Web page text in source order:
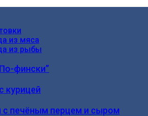
из мяса
из рыбы
фински”
курицей
с печёным перцем и сыром